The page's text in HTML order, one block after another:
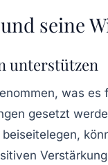
seine
unterstützen
was
gesetzt